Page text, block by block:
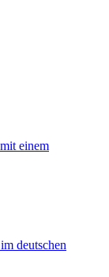
einem
deutschen